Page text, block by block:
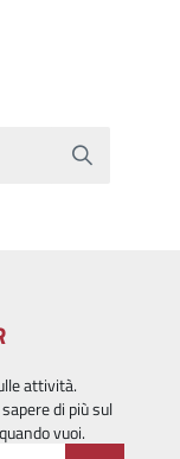
attività.
di più sul
vuoi.